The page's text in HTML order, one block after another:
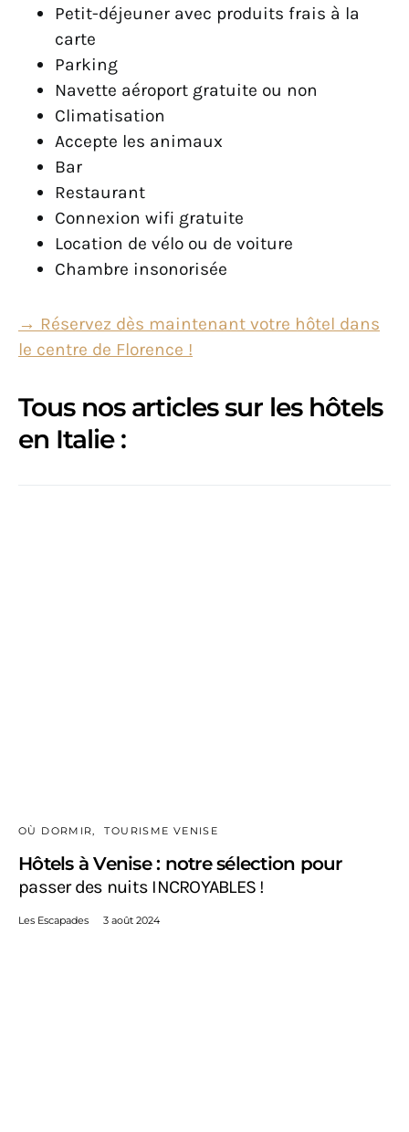
Petit-déjeuner avec produits frais à la
carte
Parking
Navette aéroport gratuite ou non
Climatisation
Accepte les animaux
Bar
Restaurant
Connexion wifi gratuite
Location de vélo ou de voiture
Chambre insonorisée
→ Réservez dès maintenant votre hôtel dans
le centre de Florence !
Tous nos articles sur les hôtels
en Italie :
OÙ DORMIR TOURISME VENISE
Hôtels à Venise : notre sélection pour
passer des nuits INCROYABLES !
Les Escapades 3 août 2024